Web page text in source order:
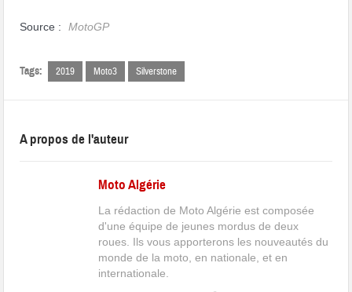
Source : MotoGP
Tags: 2019 Moto3 Silverstone
A propos de l'auteur
Moto Algérie
La rédaction de Moto Algérie est composée
d'une équipe de jeunes mordus de deux
roues. Ils vous apporterons les nouveautés du
monde de la moto, en nationale, et en
internationale.